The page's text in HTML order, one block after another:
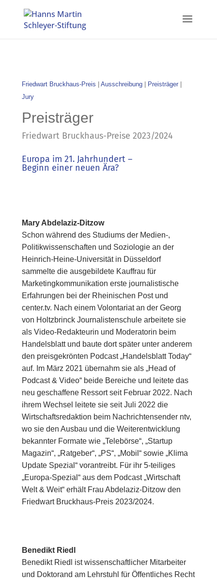
Friedwart Bruckhaus-Preis Ausschreibung Preisträger|
Jury
Preisträger
Friedwart Bruckhaus-Preise 2023/2024
Europa im 21. Jahrhundert –
Beginn einer neuen Ära?
Mary Abdelaziz-Ditzow
Schon während des Studiums der Medien-,
Politikwissenschaften und Soziologie an der
Heinrich-Heine-Universität in Düsseldorf
sammelte die ausgebildete Kauffrau für
Marketingkommunikation erste journalistische
Erfahrungen bei der Rheinischen Post und
center.tv. Nach einem Volontariat an der Georg
von Holtzbrinck Journalistenschule arbeitete sie
als Video-Redakteurin und Moderatorin beim
Handelsblatt und baute dort später unter anderem
den preisgekrönten Podcast „Handelsblatt Today“
auf. Im März 2021 übernahm sie als „Head of
Podcast & Video“ beide Bereiche und leitete das
neu geschaffene Ressort seit Februar 2022. Nach
ihrem Wechsel leitete sie seit Juli 2022 die
Wirtschaftsredaktion beim Nachrichtensender ntv,
wo sie den Ausbau und die Weiterentwicklung
bekannter Formate wie „Telebörse“, „Startup
Magazin“, „Ratgeber“, „PS“, „Mobil“ sowie „Klima
Update Spezial“ vorantreibt. Für ihr 5-teiliges
„Europa-Spezial“ aus dem Podcast „Wirtschaft
Welt & Weit“ erhält Frau Abdelaziz-Ditzow den
Friedwart Bruckhaus-Preis 2023/2024.
Benedikt Riedl
Benedikt Riedl ist wissenschaftlicher Mitarbeiter
und Doktorand am Lehrstuhl für Öffentliches Recht